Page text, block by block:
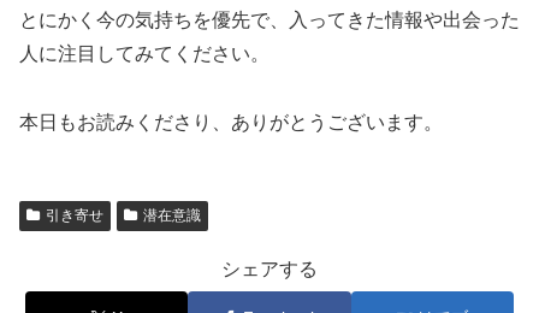
とにかく今の気持ちを優先で、入ってきた情報や出会った
人に注目してみてください。
本日もお読みくださり、ありがとうございます。
引き寄せ 潜在意識
シェアする